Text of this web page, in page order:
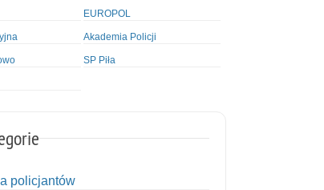
EUROPOL
Akademia Policji
SP Piła
policjantów